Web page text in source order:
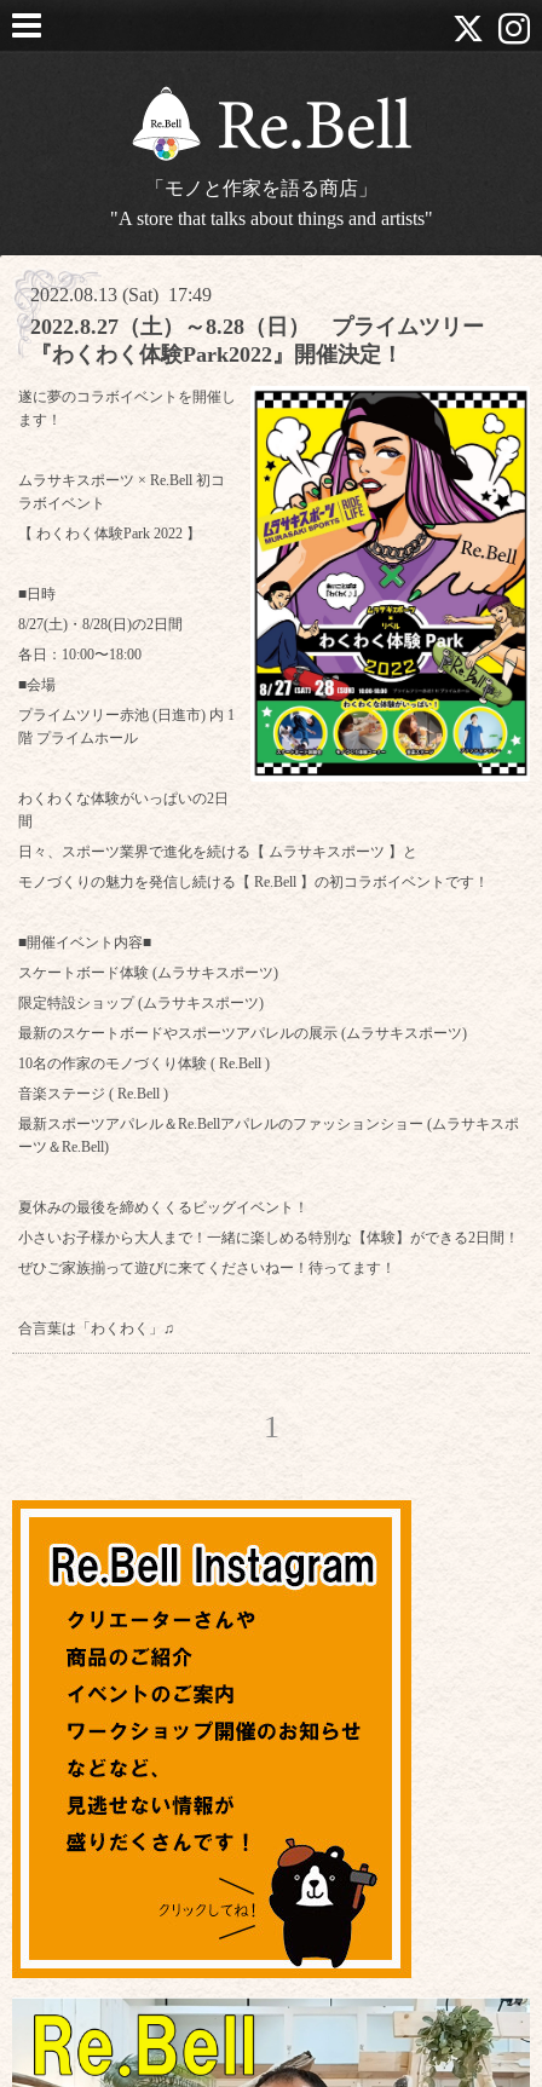
「モノと作家を語る商店」
"A store that talks about things and artists"
2022.08.13 (Sat) 17:49
2022.8.27（土）～8.28（日） プライムツリー
『わくわく体験Park2022』開催決定！
遂に夢のコラボイベントを開催し
ます！
ムラサキスポーツ × Re.Bell 初コ
ラボイベント
【 わくわく体験Park 2022 】
■日時
8/27(土)・8/28(日)の2日間
各日：10:00〜18:00
■会場
プライムツリー赤池 (日進市) 内 1
階 プライムホール
わくわくな体験がいっぱいの2日
間
日々、スポーツ業界で進化を続ける【 ムラサキスポーツ 】と
モノづくりの魅力を発信し続ける【 Re.Bell 】の初コラボイベントです！
■開催イベント内容■
スケートボード体験 (ムラサキスポーツ)
限定特設ショップ (ムラサキスポーツ)
最新のスケートボードやスポーツアパレルの展示 (ムラサキスポーツ)
10名の作家のモノづくり体験 ( Re.Bell )
音楽ステージ ( Re.Bell )
最新スポーツアパレル＆Re.Bellアパレルのファッションショー (ムラサキスポ
ーツ＆Re.Bell)
夏休みの最後を締めくくるビッグイベント！
小さいお子様から大人まで！一緒に楽しめる特別な【体験】ができる2日間！
ぜひご家族揃って遊びに来てくださいねー！待ってます！
合言葉は「わくわく」♫
1